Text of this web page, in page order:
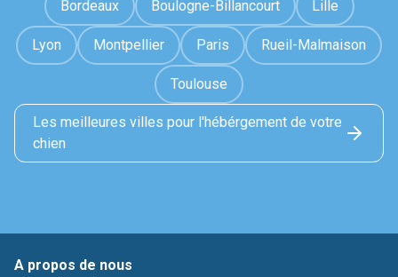
Bordeaux Boulogne-Billancourt Lille
Lyon Montpellier Paris Rueil-Malmaison
Toulouse
Les meilleures villes pour l'hébérgement de votre
chien
A propos de nous